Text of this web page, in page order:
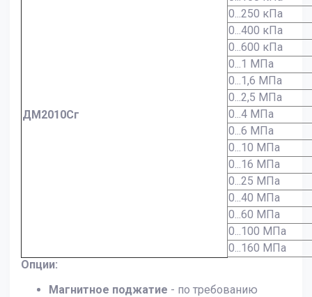
ДМ2010Сг
0...250 кПа
0...400 кПа
0...600 кПа
0...1 МПа
0...1,6 МПа
0...2,5 МПа
0...4 МПа
0...6 МПа
0...10 МПа
0...16 МПа
0...25 МПа
0...40 МПа
0...60 МПа
0...100 МПа
0...160 МПа
Опции:
Магнитное поджатие - по требованию